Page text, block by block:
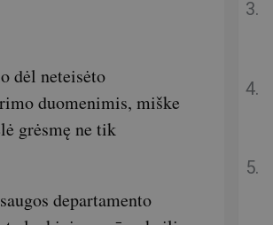
dėl neteisėto
duomenimis, miške
grėsmę ne tik
departamento